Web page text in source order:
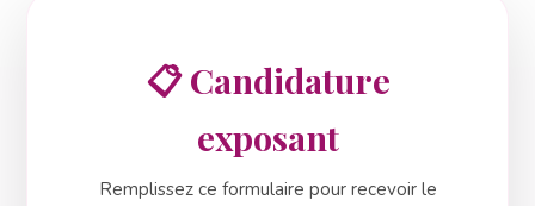
📋 Candidature
exposant
Remplissez ce formulaire pour recevoir le